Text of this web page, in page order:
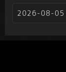
2026-08-05